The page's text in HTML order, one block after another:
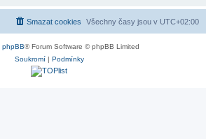
i
o
n
Všechny časy jsou v UTC+02:00
Smazat cookies
phpBB® Forum Software © phpBB Limited
Soukromí| Podmínky